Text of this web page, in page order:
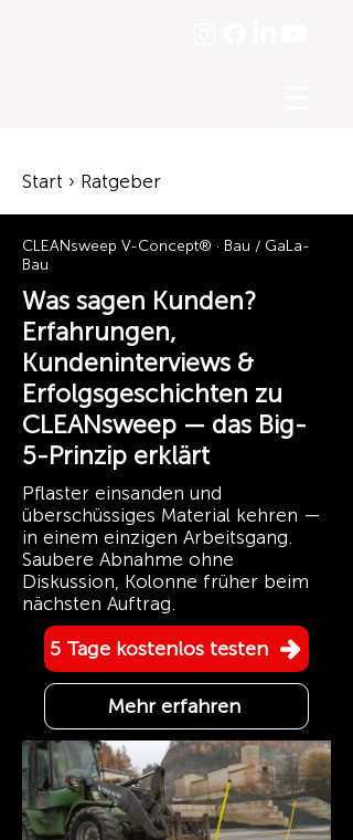
Start › Ratgeber
CLEANsweep V-Concept® · Bau / GaLa-
Bau
Was sagen Kunden?
Erfahrungen,
Kundeninterviews &
Erfolgsgeschichten zu
CLEANsweep — das Big-
5-Prinzip erklärt
Pflaster einsanden und
überschüssiges Material kehren —
in einem einzigen Arbeitsgang.
Saubere Abnahme ohne
Diskussion, Kolonne früher beim
nächsten Auftrag.
5 Tage kostenlos testen
Mehr erfahren